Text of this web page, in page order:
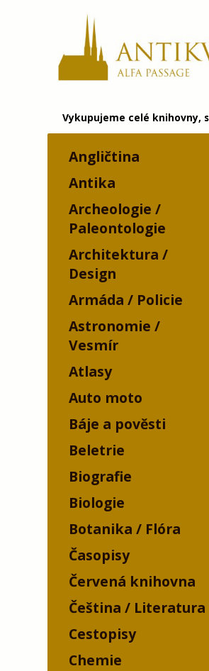
Vykupujeme celé knihovny,
Angličtina
Antika
Archeologie /
Paleontologie
Architektura /
Design
Armáda / Policie
Astronomie /
Vesmír
Atlasy
Auto moto
Báje a pověsti
Beletrie
Biografie
Biologie
Botanika / Flóra
Časopisy
Červená knihovna
Čeština / Literatura
Cestopisy
Chemie